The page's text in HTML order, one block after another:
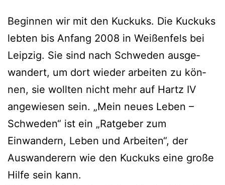
Beginnen wir mit den Kuckuks. Die Kuckuks
leb­ten bis Anfang 2008 in Weißenfels bei
Leipzig. Sie sind nach Schweden aus­ge­
wan­dert, um dort wie­der arbei­ten zu kön­
nen, sie woll­ten nicht mehr auf Hartz IV
ange­wie­sen sein. „Mein neu­es Leben –
Schweden“ ist ein „Ratgeber zum
Einwandern, Leben und Arbeiten“, der
Auswanderern wie den Kuckuks eine gro­ße
Hilfe sein kann.